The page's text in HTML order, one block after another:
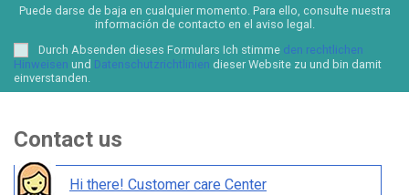
Puede darse de baja en cualquier momento. Para ello, consulte nuestra
información de contacto en el aviso legal.
Durch Absenden dieses Formulars Ich stimme den rechtlichen
Hinweisen und Datenschutzrichtlinien dieser Website zu und bin damit
einverstanden.
Contact us
Hi there! Customer care Center